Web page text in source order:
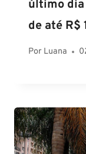
último dia
de até R$
Por Luana